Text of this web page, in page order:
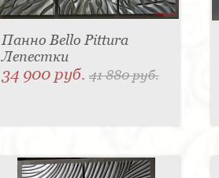
Панно Bello Pittura
Лепестки
34 900 руб. 41 880 руб.